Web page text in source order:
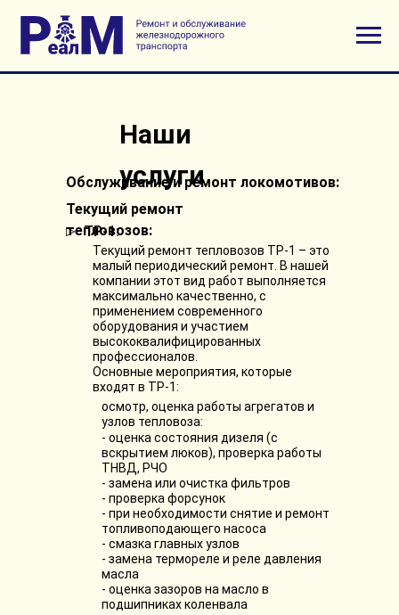
Наши
услуги
Обслуживание и ремонт локомотивов:
Текущий ремонт
тепловозов:
ТР-1:
Текущий ремонт тепловозов ТР-1 – это
малый периодический ремонт. В нашей
компании этот вид работ выполняется
максимально качественно, с
применением современного
оборудования и участием
высококвалифицированных
профессионалов.
Основные мероприятия, которые
входят в ТР-1:
- оценка состояния дизеля (с
вскрытием люков), проверка работы
ТНВД, РЧО
- замена или очистка фильтров
- проверка форсунок
- при необходимости снятие и ремонт
топливоподающего насоса
- смазка главных узлов
- замена термореле и реле давления
масла
- оценка зазоров на масло в
подшипниках коленвала
осмотр, оценка работы агрегатов и
узлов тепловоза: